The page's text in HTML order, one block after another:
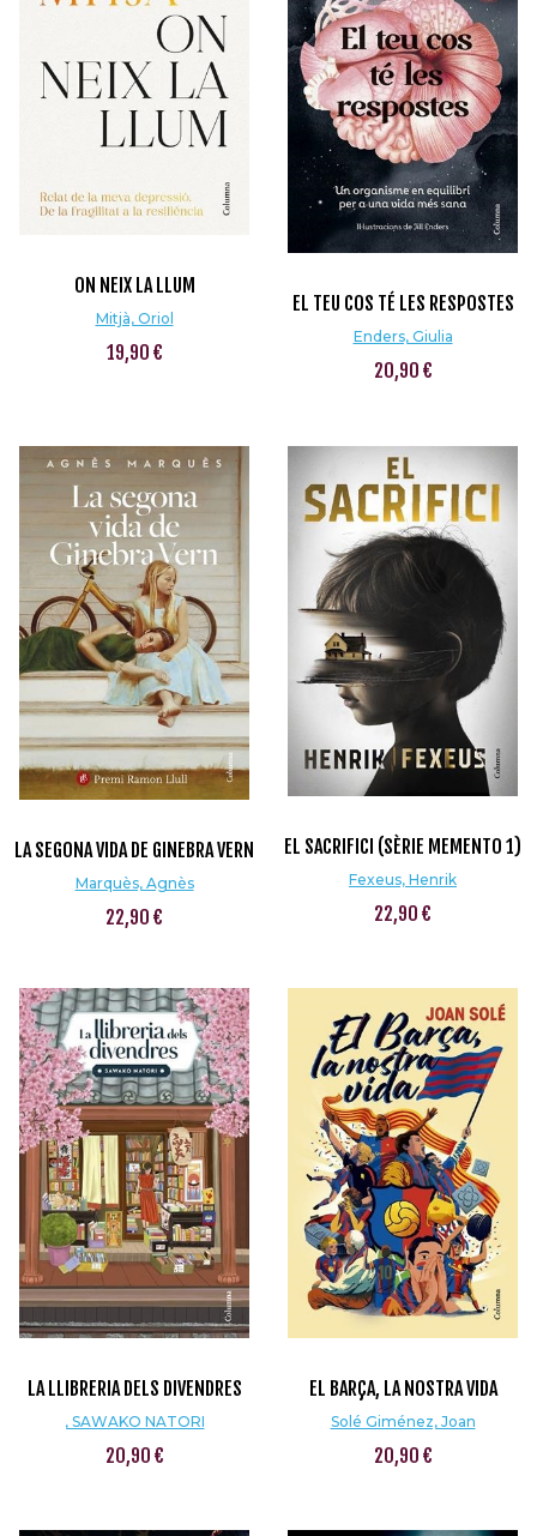
ON NEIX LA LLUM
Mitjà, Oriol
19,90 €
EL TEU COS TÉ LES RESPOSTES
Enders, Giulia
20,90 €
LA SEGONA VIDA DE GINEBRA VERN
Marquès, Agnès
22,90 €
EL SACRIFICI (SÈRIE MEMENTO 1)
Fexeus, Henrik
22,90 €
LA LLIBRERIA DELS DIVENDRES
, SAWAKO NATORI
20,90 €
EL BARÇA, LA NOSTRA VIDA
Solé Giménez, Joan
20,90 €